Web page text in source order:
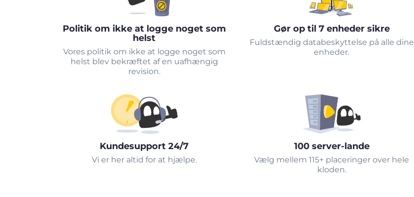
Politik om ikke at logge noget som
helst
Vores politik om ikke at logge noget som
helst blev bekræftet af en uafhængig
revision.
Gør op til 7 enheder sikre
Fuldstændig databeskyttelse på alle dine
enheder.
Kundesupport 24/7
Vi er her altid for at hjælpe.
100 server-lande
Vælg mellem 115+ placeringer over hele
kloden.